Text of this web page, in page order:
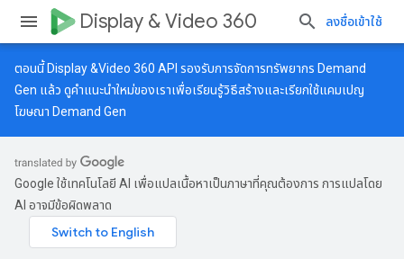
Display & Video 360 ลงชื่อเข้าใช้
ตอนนี้ Display &Video 360 API รองรับการจัดการทรัพยากร Demand
Gen แล้ว ดูคำแนะนำใหม่ของเราเพื่อเรียนรู้วิธีสร้างและเรียกใช้แคมเปญ
โฆษณา Demand Gen
Google ใช้เทคโนโลยี AI เพื่อแปลเนื้อหาเป็นภาษาที่คุณต้องการ การแปลโดย
AI อาจมีข้อผิดพลาด